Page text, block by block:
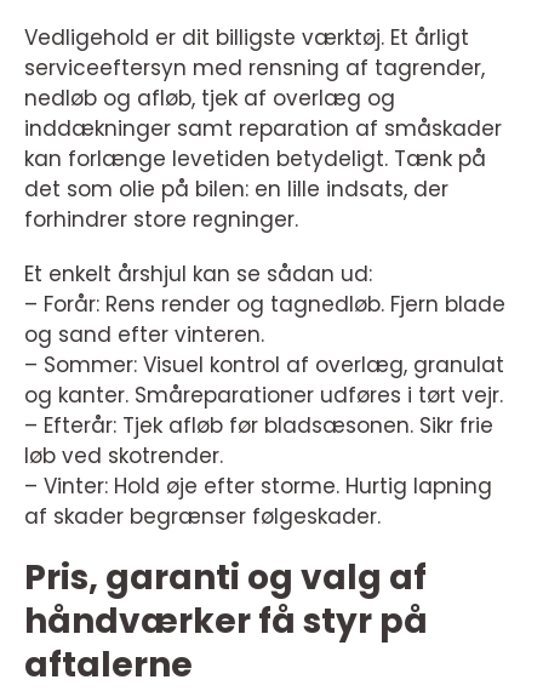
Vedligehold er dit billigste værktøj. Et årligt
serviceeftersyn med rensning af tagrender,
nedløb og afløb, tjek af overlæg og
inddækninger samt reparation af småskader
kan forlænge levetiden betydeligt. Tænk på
det som olie på bilen: en lille indsats, der
forhindrer store regninger.
Et enkelt årshjul kan se sådan ud:
– Forår: Rens render og tagnedløb. Fjern blade
og sand efter vinteren.
– Sommer: Visuel kontrol af overlæg, granulat
og kanter. Småreparationer udføres i tørt vejr.
– Efterår: Tjek afløb før bladsæsonen. Sikr frie
løb ved skotrender.
– Vinter: Hold øje efter storme. Hurtig lapning
af skader begrænser følgeskader.
Pris, garanti og valg af
håndværker få styr på
aftalerne